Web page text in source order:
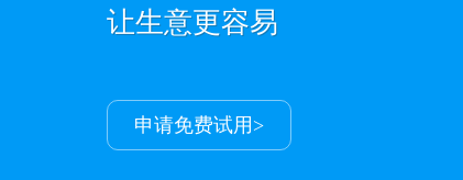
让生意更容易
申请免费试用>